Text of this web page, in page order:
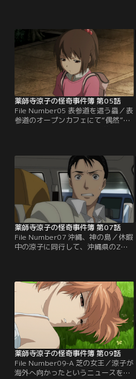
の記者が、その存在を知らしめよう
と燃えていた。正規な方法では涼子
の圧力で告発記事を握りつぶされて
しまうため、彼は涼子のスキャンダ
ルな瞬間を狙おうとするが…。【提
供：バンダイチャンネル】
薬師寺涼子の怪奇事件簿 第05話
File Number05 表参道を這う蟲／表
参道のオープンカフェにて“偶然”居
銃声。ただちに現場である青山ブロ
ードウェイへと駆けつけた2人だ
が、そこにはすでに事切れた多数の
遺体が転がっていた。その遺体はい
ずれも拳銃を所持し、武装をしてい
たが…。【提供：バンダイチャンネ
ル】
薬師寺涼子の怪奇事件簿 第07話
File Number07 沖縄、神の島／休暇
中の涼子に同行して、沖縄県のZ島
荘。彼女によると、マングローブ樹
林に別荘を建てたことから、田戸村
は自然活動家に抗議を受けていると
のこと。しかも、別荘を訪れた活動
家が何人も行方不明になっているら
しく…。【提供：バンダイチャンネ
ル】
薬師寺涼子の怪奇事件簿 第09話
File Number09-A 芝の女王／涼子が
海外へ向かったというニュースを聞